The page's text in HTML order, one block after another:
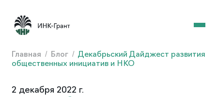
Главная / Блог / Декабрьский Дайджест развития
общественных инициатив и НКО
2 декабря 2022 г.